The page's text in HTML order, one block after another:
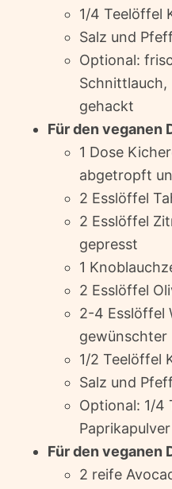
1/4 Teelöffel
Salz und
Optional:
Schnittlauch,
gehackt
Für den veganen
1 Dose
abgetropft
2 Esslöffel
2 Esslöffel
gepresst
1
2 Esslöffel
2-4 Esslöffel
gewünschter
1/2 Teelöffel
Salz und
Optional: 1/4
Für den veganen
2 reife